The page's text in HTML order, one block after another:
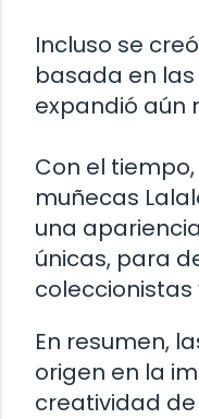
Incluso se
basada en
expandió aún
Con el
muñecas
una
únicas, para
coleccionistas
En resumen,
origen en la
creatividad de